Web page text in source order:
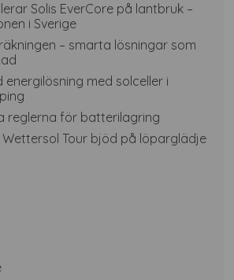
Solis EverCore på lantbruk –
i Sverige
– smarta lösningar som
med solceller i
reglerna för batterilagring
Wettersol Tour bjöd på löparglädje